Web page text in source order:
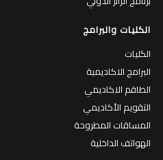
الكليات والبرامج
الكليات
البرامج الاكاديمية
الطاقم الاكاديمي
التقويم الأكاديمي
المساقات المطروحة
الهواتف الداخلية